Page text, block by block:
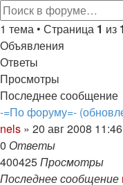
1 тема • Страница 1 из 1
Объявления
Ответы
Просмотры
Последнее сообщение
-=По форуму=-
nels » 20 авг 2008 11:46
0 Ответы
400425Просмотры
Последнее сообщение